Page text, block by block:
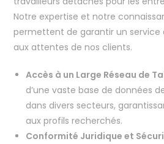
Notre expertise et notre
permettent de garantir un service
aux attentes de nos clients.
Accès à un Large Réseau de
d’une vaste base de données
dans divers secteurs,
aux profils recherchés.
Conformité Juridique et